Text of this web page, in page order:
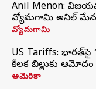
Anil Menon:
వ్యోమగామి అనిల్‌
వ్యోమగామి
US Tariffs:
కీలక బిల్లుకు ఆమోదం
అమెరికా